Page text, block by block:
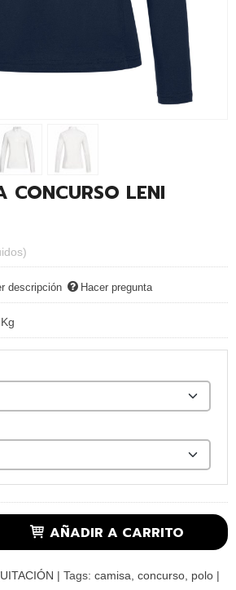
CONCURSO LENI
descripción Hacer pregunta
AÑADIR A CARRITO
| Tags: camisa concurso polo |